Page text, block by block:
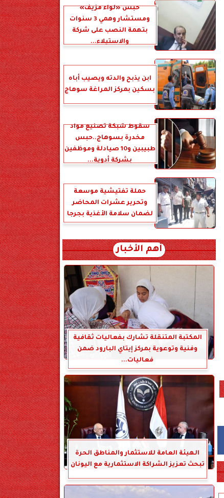
حبس «لواء مزيف»
ومستشار وهمي 3 سنوات
بتهمة النصب على شركة
والاستيلاء...
ابن يذبح والدته ويصيب أباه
بسكين بمركز المراغة سوهاج
سقوط شبكة تصنيع مواد
مخدرة بسوهاج..حبس
طبيبين و10 صيادلة وموظفين
بشركة أدوية...
حملة تفتيشية موسعة
وتحرير عشرات المحاضر
لضمان سلامة الأغذية بجرجا
أهم الأخبار
المكتبة المتنقلة تشارك بفعاليات ثقافية
وفنية وتوعوية بمركز إيتاي البارود ضمن
فعاليات...
الهيئة العامة للاستثمار والمناطق الحرة
تبحث تعزيز الشراكة الاستثمارية مع اليونان